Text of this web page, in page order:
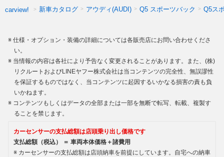
carview! 新車カタログ アウディ(AUDI) Q5 スポーツバック Q5ス
仕様・オプション・装備の詳細については各販売店にお問い合わせくださ
い。
当情報の内容は各社により予告なく変更されることがあります。また、(株)
リクルートおよびLINEヤフー株式会社は当コンテンツの完全性、無誤謬性
を保証するものではなく、当コンテンツに起因するいかなる損害の責も負
いかねます。
コンテンツもしくはデータの全部または一部を無断で転写、転載、複製す
ることを禁じます。
カーセンサーの支払総額は店頭乗り出し価格です
支払総額（税込） ＝ 車両本体価格＋諸費用
カーセンサーの支払総額は店頭納車を前提にしています。自宅への納車